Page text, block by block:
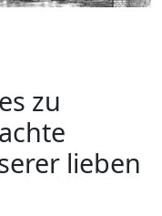
zu
lieben